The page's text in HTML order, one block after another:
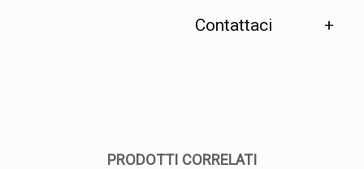
Contattaci
PRODOTTI CORRELATI